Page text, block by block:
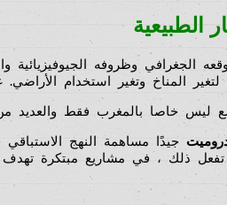
الطبيعية
الجغرافي وظروفه الجيوفيزيائية
المناخ وتغير استخدام
ليس خاصا بالمغرب فقط والعديد
جيدًا مساهمة النهج
تفعل ذلك ، في مشاريع مبتكرة تهدف